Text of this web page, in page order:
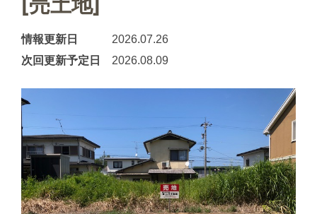
情報更新日
2026.07.26
次回更新予定日
2026.08.09